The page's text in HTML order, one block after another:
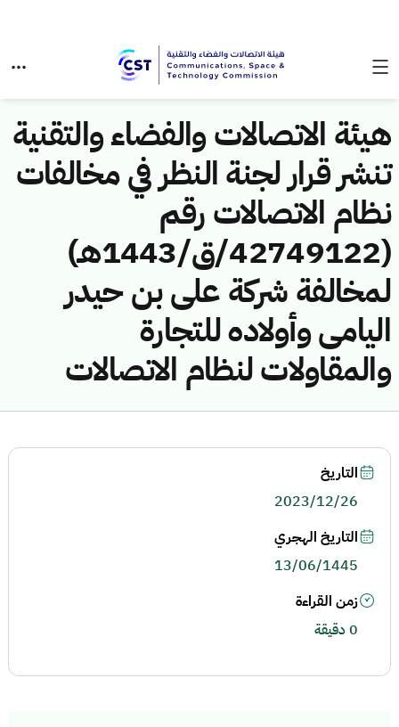
هيئة الاتصالات والفضاء والتقنية
تنشر قرار لجنة النظر في مخالفات
نظام الاتصالات رقم
(42749122/ق/1443هـ)
لمخالفة شركة على بن حيدر
اليامى وأولاده للتجارة
والمقاولات لنظام الاتصالات
التاريخ
2023/12/26
التاريخ الهجري
13/06/1445
زمن القراءة
0 دقيقة